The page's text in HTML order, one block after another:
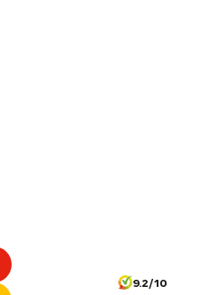
9.2/10